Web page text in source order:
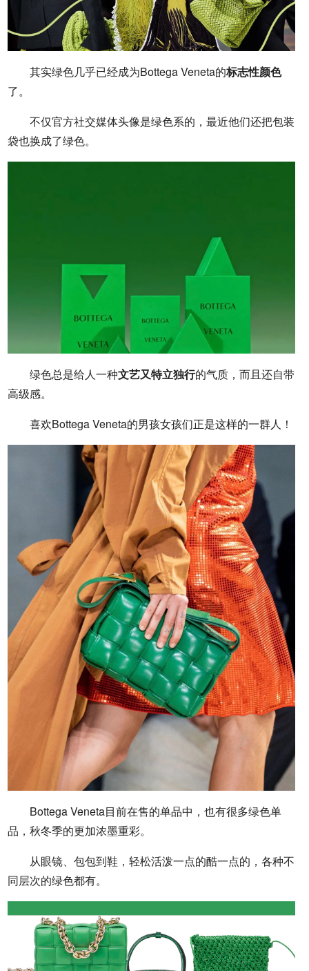
其实绿色几乎已经成为Bottega Veneta的标志性颜色
了。
不仅官方社交媒体头像是绿色系的，最近他们还把包装
袋也换成了绿色。
绿色总是给人一种文艺又特立独行的气质，而且还自带
高级感。
喜欢Bottega Veneta的男孩女孩们正是这样的一群人！
Bottega Veneta目前在售的单品中，也有很多绿色单
品，秋冬季的更加浓墨重彩。
从眼镜、包包到鞋，轻松活泼一点的酷一点的，各种不
同层次的绿色都有。